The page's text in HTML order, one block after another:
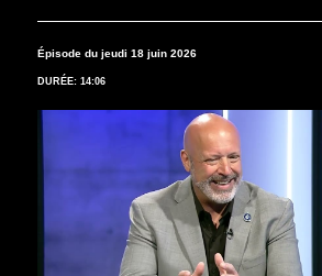
Épisode du jeudi 18 juin 2026
DURÉE: 14:06